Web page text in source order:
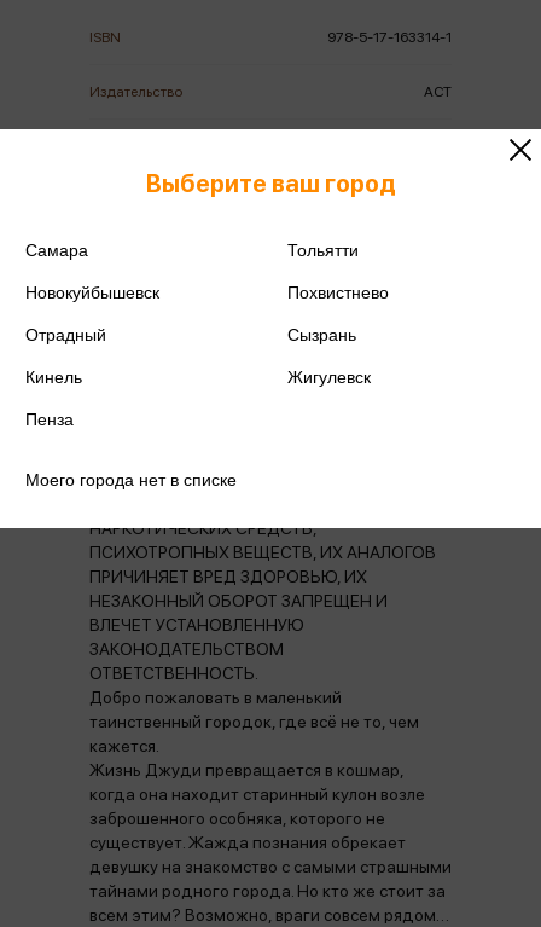
ISBN 978-5-17-163314-1
Издательство АСТ
Количество страниц
НАРКОТИЧЕСКИХ СРЕДСТВ,
ПСИХОТРОПНЫХ ВЕЩЕСТВ, ИХ АНАЛОГОВ
ПРИЧИНЯЕТ ВРЕД ЗДОРОВЬЮ, ИХ
НЕЗАКОННЫЙ ОБОРОТ ЗАПРЕЩЕН И
ВЛЕЧЕТ УСТАНОВЛЕННУЮ
ЗАКОНОДАТЕЛЬСТВОМ
ОТВЕТСТВЕННОСТЬ.
Добро пожаловать в маленький
таинственный городок, где всё не то, чем
кажется.
Жизнь Джуди превращается в кошмар,
когда она находит старинный кулон возле
заброшенного особняка, которого не
существует. Жажда познания обрекает
девушку на знакомство с самыми страшными
тайнами родного города. Но кто же стоит за
всем этим? Возможно, враги совсем рядом…
Выберите ваш город
Самара Тольятти
Новокуйбышевск Похвистнево
Отрадный Сызрань
Кинель Жигулевск
Пенза
Моего города нет в списке